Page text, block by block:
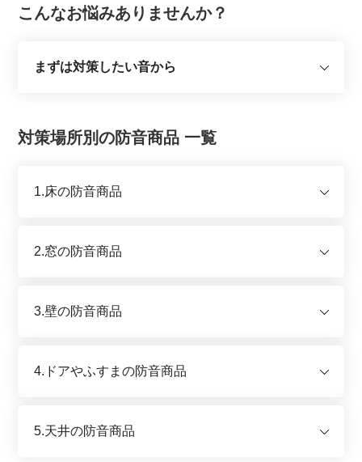
こんなお悩みありませんか？
まずは対策したい音から
対策場所別の防音商品 一覧
1.床の防音商品
2.窓の防音商品
3.壁の防音商品
4.ドアやふすまの防音商品
5.天井の防音商品